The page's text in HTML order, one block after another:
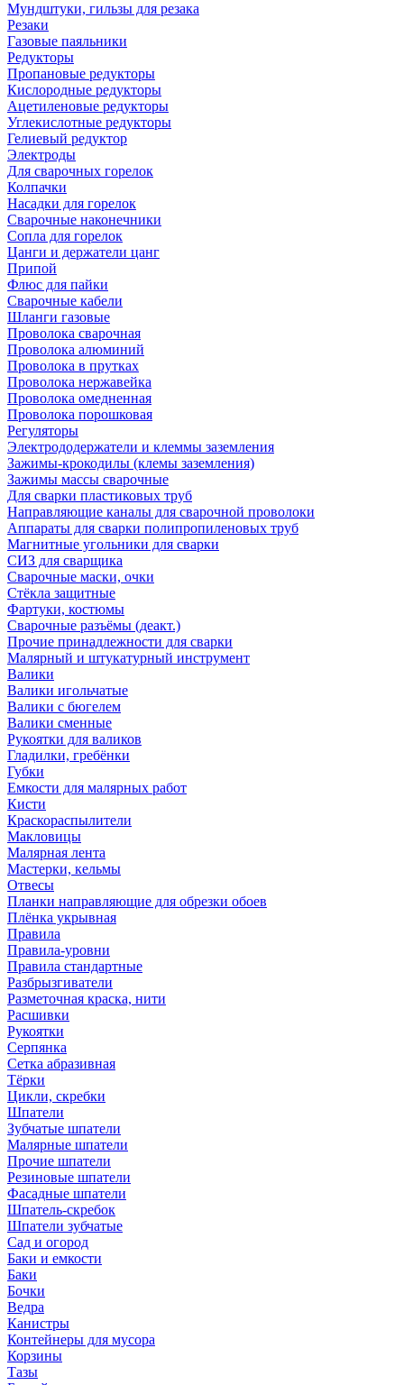
Мундштуки, гильзы для резака
Резаки
Газовые паяльники
Редукторы
Пропановые редукторы
Кислородные редукторы
Ацетиленовые редукторы
Углекислотные редукторы
Гелиевый редуктор
Электроды
Для сварочных горелок
Колпачки
Насадки для горелок
Сварочные наконечники
Сопла для горелок
Цанги и держатели цанг
Припой
Флюс для пайки
Сварочные кабели
Шланги газовые
Проволока сварочная
Проволока алюминий
Проволока в прутках
Проволока нержавейка
Проволока омедненная
Проволока порошковая
Регуляторы
Электрододержатели и клеммы заземления
Зажимы-крокодилы (клемы заземления)
Зажимы массы сварочные
Для сварки пластиковых труб
Направляющие каналы для сварочной проволоки
Аппараты для сварки полипропиленовых труб
Магнитные угольники для сварки
СИЗ для сварщика
Сварочные маски, очки
Стёкла защитные
Фартуки, костюмы
Сварочные разъёмы (деакт.)
Прочие принадлежности для сварки
Малярный и штукатурный инструмент
Валики
Валики игольчатые
Валики с бюгелем
Валики сменные
Рукоятки для валиков
Гладилки, гребёнки
Губки
Емкости для малярных работ
Кисти
Краскораспылители
Макловицы
Малярная лента
Мастерки, кельмы
Отвесы
Планки направляющие для обрезки обоев
Плёнка укрывная
Правила
Правила-уровни
Правила стандартные
Разбрызгиватели
Разметочная краска, нити
Расшивки
Рукоятки
Серпянка
Сетка абразивная
Тёрки
Цикли, скребки
Шпатели
Зубчатые шпатели
Малярные шпатели
Прочие шпатели
Резиновые шпатели
Фасадные шпатели
Шпатель-скребок
Шпатели зубчатые
Сад и огород
Баки и емкости
Баки
Бочки
Ведра
Канистры
Контейнеры для мусора
Корзины
Тазы